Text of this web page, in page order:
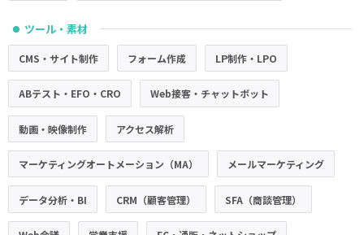
● ツール・素材
CMS・サイト制作 フォーム作成 LP制作・LPO
ABテスト・EFO・CRO Web接客・チャットボット
動画・映像制作 アクセス解析
マーケティングオートメーション（MA） メールマーケティング
データ分析・BI CRM（顧客管理） SFA（商談管理）